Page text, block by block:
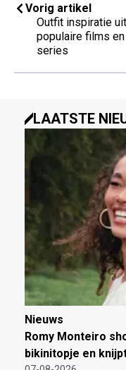
Vorig artikel
Outfit inspiratie uit
populaire films en
series
LAATSTE
Nieuws
Romy Monteiro
bikinitopje en